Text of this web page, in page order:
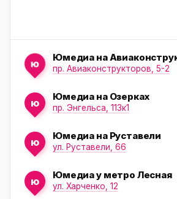
ю
Юмедиа на
пр. Авиаконструкторов, 5-2
ю
Юмедиа на Озерках
пр. Энгельса, 113к1
ю
Юмедиа на Руставели
ул. Руставели, 66
ю
Юмедиа у метро Лесная
ул. Харченко, 12